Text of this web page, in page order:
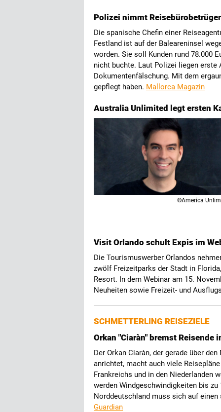
Polizei nimmt
Die spanische Chefin einer
Festland ist auf der Baleareninsel
worden. Sie soll Kunden rund 78.000
nicht buchte. Laut Polizei liegen erste
Dokumentenfälschung. Mit dem
gepflegt haben. Mallorca Magazin
Australia Unlimited legt ersten
©America
Visit Orlando schult Expis im
Die Tourismuswerber Orlandos
zwölf Freizeitparks der Stadt in
Resort. In dem Webinar am 15.
Neuheiten sowie Freizeit- und
SCHMETTERLING REISEZIELE
Orkan "Ciaràn" bremst Reisende
Der Orkan Ciaràn, der gerade über
anrichtet, macht auch viele
Frankreichs und in den Niederlanden
werden Windgeschwindigkeiten bis
Norddeutschland muss sich auf
Guardian